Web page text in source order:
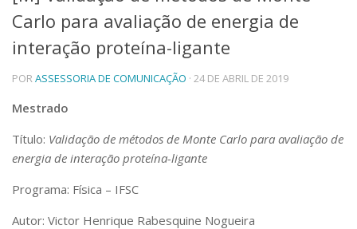
Telefones e Mapas
Pessoas
Ensino
Graduação
Educação a distância
Pesquisa e Inovação
Centros, Núcleos e Projetos em Rede
Carlo para avaliação de energia de
interação proteína-ligante
PORASSESSORIA DE COMUNICAÇÃO · 24 DE ABRIL DE 2019
Mestrado
Título: Validação de métodos de Monte Carlo para avaliação de
energia de interação proteína-ligante
Programa: Física – IFSC
Autor: Victor Henrique Rabesquine Nogueira